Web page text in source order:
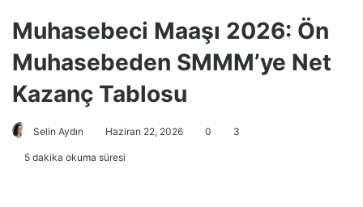
Muhasebeci Maaşı 2026: Ön
Muhasebeden SMMM’ye Net
Kazanç Tablosu
Selin Aydın Haziran 22, 2026 0 3
5 dakika okuma süresi